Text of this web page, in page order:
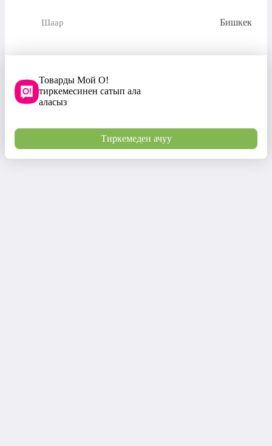
Шаар Бишкек
Товарды Мой О!
тиркемесинен сатып ала
аласыз
Тиркемеден ачуу